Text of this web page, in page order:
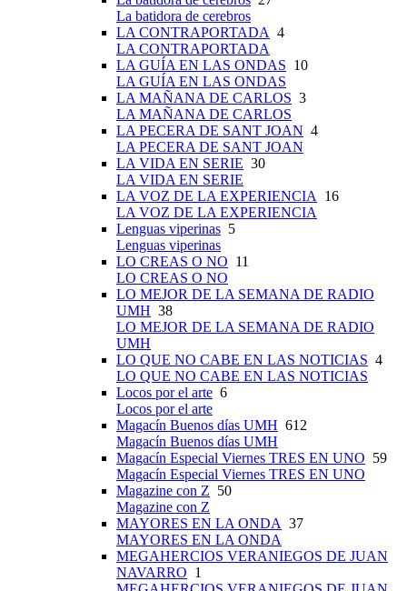
La batidora de cerebros
LA CONTRAPORTADA 4
LA CONTRAPORTADA
LA GUÍA EN LAS ONDAS 10
LA GUÍA EN LAS ONDAS
LA MAÑANA DE CARLOS 3
LA MAÑANA DE CARLOS
LA PECERA DE SANT JOAN 4
LA PECERA DE SANT JOAN
LA VIDA EN SERIE 30
LA VIDA EN SERIE
LA VOZ DE LA EXPERIENCIA
16
LA VOZ DE LA EXPERIENCIA
Lenguas viperinas 5
Lenguas viperinas
LO CREAS O NO 11
LO CREAS O NO
LO MEJOR DE LA SEMANA DE RADIO
UMH 38
LO MEJOR DE LA SEMANA DE RADIO
UMH
LO QUE NO CABE EN LAS NOTICIAS 4
LO QUE NO CABE EN LAS NOTICIAS
Locos por el arte 6
Locos por el arte
Magacín Buenos días UMH 612
Magacín Buenos días UMH
Magacín Especial Viernes TRES EN UNO 59
Magacín Especial Viernes TRES EN UNO
Magazine con Z 50
Magazine con Z
MAYORES EN LA ONDA 37
MAYORES EN LA ONDA
MEGAHERCIOS VERANIEGOS DE JUAN
NAVARRO 1